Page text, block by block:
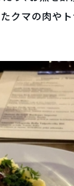
クマの肉や